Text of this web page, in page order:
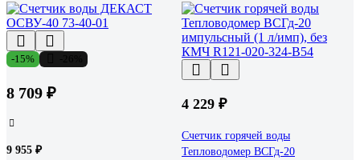
-15%
8 709 ₽
9 955 ₽
4 229 ₽
Счетчик горячей воды
Тепловодомер ВСГд-20